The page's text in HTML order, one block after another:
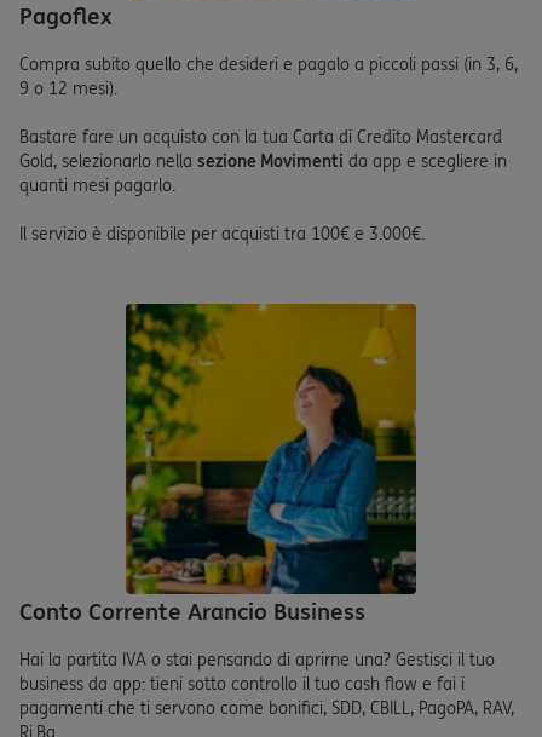
Pagoflex
Compra subito quello che desideri e pagalo a piccoli passi (in 3, 6,
9 o 12 mesi).
Bastare fare un acquisto con la tua Carta di Credito Mastercard
Gold, selezionarlo nella sezione Movimenti da app e scegliere in
quanti mesi pagarlo.
Il servizio è disponibile per acquisti tra 100€ e 3.000€.
Conto Corrente Arancio Business
Hai la partita IVA o stai pensando di aprirne una? Gestisci il tuo
business da app: tieni sotto controllo il tuo cash flow e fai i
pagamenti che ti servono come bonifici, SDD, CBILL, PagoPA, RAV,
Ri.Ba.